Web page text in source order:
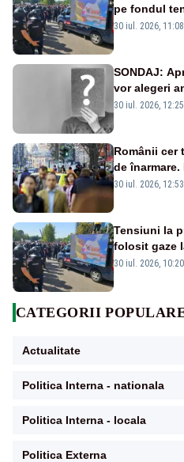
pe fondul
masiv al
30 iul. 2026, 11:08
SONDAJ:
vor alegeri
30 iul. 2026, 12:25
Românii cer
de
reală și
30 iul. 2026, 12:53
Tensiuni la
folosit gaze
Poporului
30 iul. 2026, 10:20
CATEGORII
Actualitate
Politica Interna - nationala
Politica Interna - locala
Politica Externa